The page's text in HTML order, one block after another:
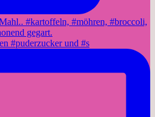
#puderzucker und #s